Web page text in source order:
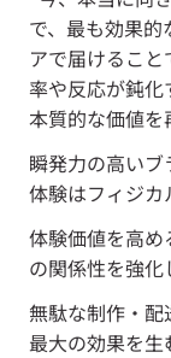
で、最も効果的
アで届けるこ
率や反応が鈍
本質的な価値を
瞬発力の高い
体験はフィジ
体験価値を高め
の関係性を強化
無駄な制作・
最大の効果を生